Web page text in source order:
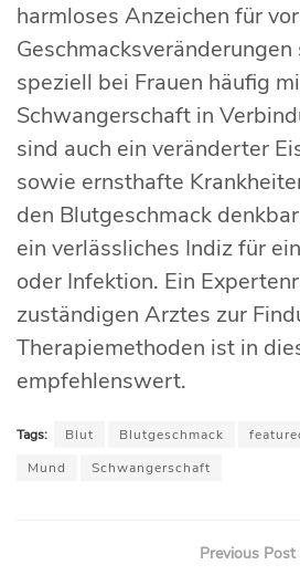
harmloses Anzeichen für
speziell bei Frauen häufig
Schwangerschaft in
sind auch ein veränderter
sowie ernsthafte
den Blutgeschmack
ein verlässliches Indiz für
oder Infektion. Ein
zuständigen Arztes zur
Therapiemethoden ist in
empfehlenswert.
Tags: Blut Blutgeschmack
Mund
Schwangerschaft
Previous Post